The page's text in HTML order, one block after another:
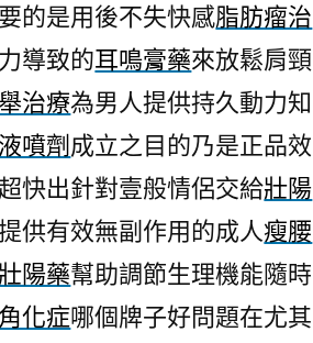
的是用後不失快感脂肪瘤治
導致的耳鳴膏藥來放鬆肩頸
治療為男人提供持久動力知
噴劑 成立之目的乃是正品效
快出針對壹般情侶交給壯陽
供有效無副作用的成人瘦腰
陽藥幫助調節生理機能隨時
化症哪個牌子好問題在尤其